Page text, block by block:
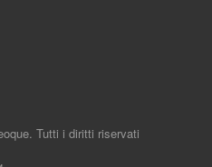
Tutti i diritti riservati